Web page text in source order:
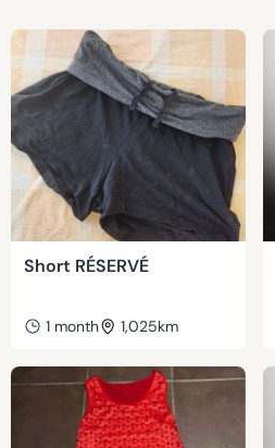
Short RÉSERVÉ
1 month 1,025km